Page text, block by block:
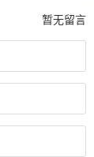
暂无留言